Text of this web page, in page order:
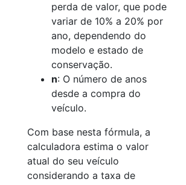
perda de valor, que pode
variar de 10% a 20% por
ano, dependendo do
modelo e estado de
conservação.
n: O número de anos
desde a compra do
veículo.
Com base nesta fórmula, a
calculadora estima o valor
atual do seu veículo
considerando a taxa de